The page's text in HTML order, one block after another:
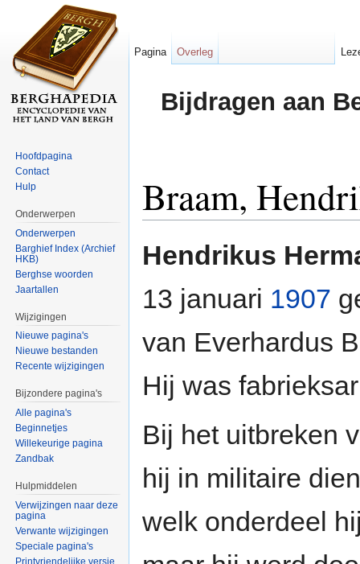
Bijdragen aan
Braam,
Hendrikus
13 januari 1907
van Everhardus
Hij was
Bij het uitbreken
hij in militaire
welk onderdeel
Pagina Overleg
Hoofdpagina
Contact
Hulp
Onderwerpen
Onderwerpen
Barghief Index (Archief
HKB)
Berghse woorden
Jaartallen
Wijzigingen
Nieuwe pagina's
Nieuwe bestanden
Recente wijzigingen
Bijzondere pagina's
Alle pagina's
Beginnetjes
Willekeurige pagina
Zandbak
Hulpmiddelen
Verwijzingen naar deze
pagina
Verwante wijzigingen
Speciale pagina's
Printvriendelijke versie